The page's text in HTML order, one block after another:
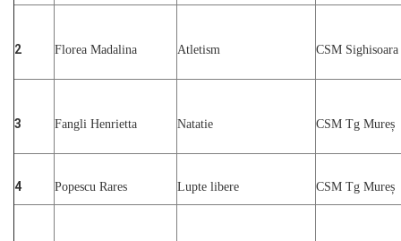
2 Florea Madalina Atletism CSM Sighisoara
3 Fangli Henrietta Natatie CSM Tg Mureș
4 Popescu Rares Lupte libere CSM Tg Mureș